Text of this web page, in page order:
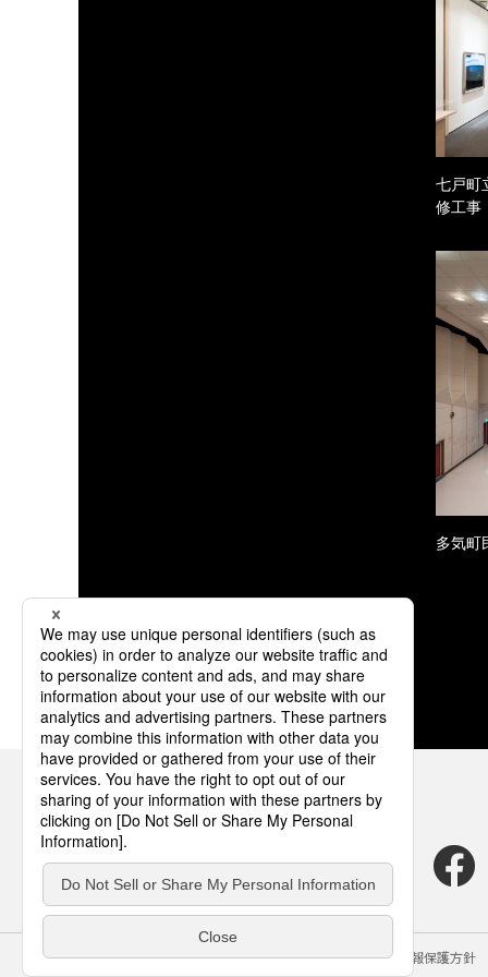
七戸町
修工事
多気町
サイトのご利用にあたって クッキーポリシー 個人情報保護方針